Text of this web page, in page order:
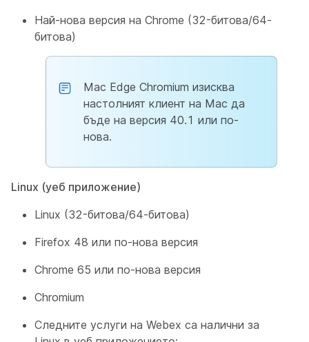
Най-нова версия на Chrome (32-битова/64-
битова)
Mac Edge Chromium изисква
настолният клиент на Mac да
бъде на версия 40.1 или по-
нова.
Linux (уеб приложение)
Linux (32-битова/64-битова)
Firefox 48 или по-нова версия
Chrome 65 или по-нова версия
Chromium
Следните услуги на Webex са налични за